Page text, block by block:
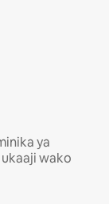
ya
wako